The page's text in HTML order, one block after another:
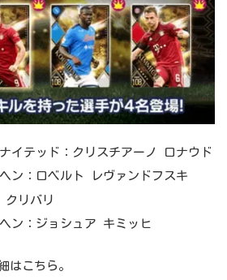
イテッド：クリスチアーノ ロナウド
ン：ロベルト レヴァンドフスキ
クリバリ
ン：ジョシュア キミッヒ
はこちら。